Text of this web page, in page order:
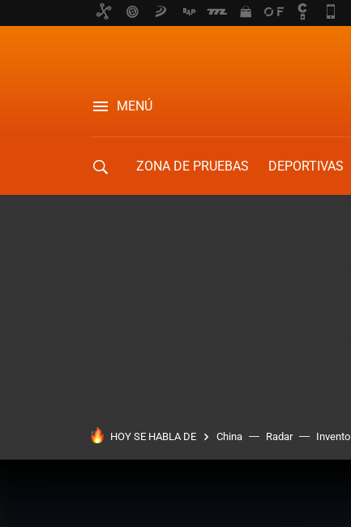
MENÚ
ZONA DE PRUEBAS DEPORTIVAS
HOY SE HABLA DE China Radar Invento